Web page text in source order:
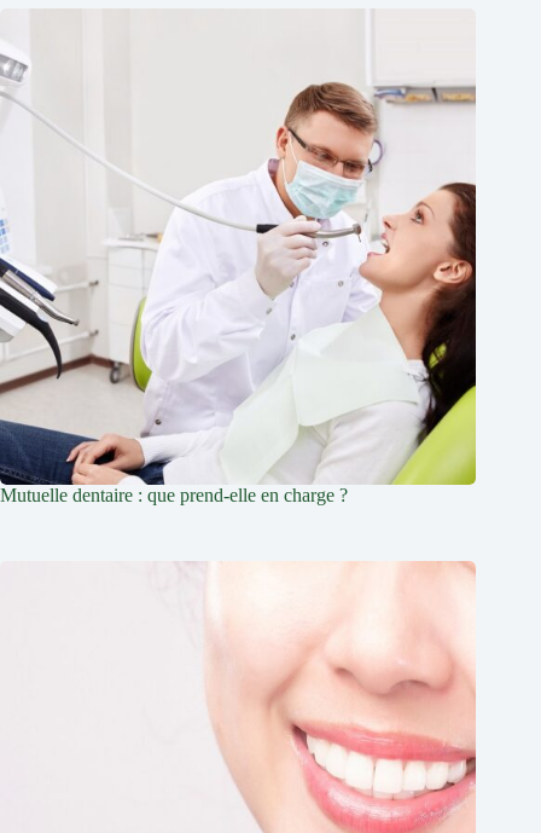
Mutuelle dentaire : que prend-elle en charge ?